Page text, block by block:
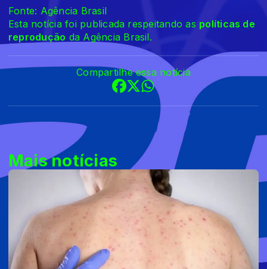
Fonte: Agência Brasil
Esta notícia foi publicada respeitando as políticas de
reprodução da Agência Brasil.
Compartilhe essa notícia
Mais notícias